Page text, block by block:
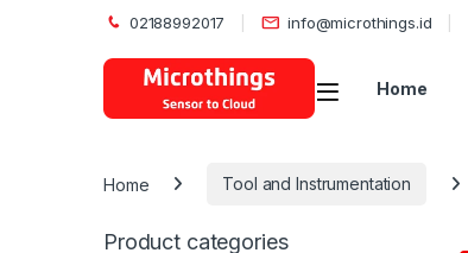
02188992017 info@microthings.id
Open Home
Home Tool and Instrumentation
Product categories